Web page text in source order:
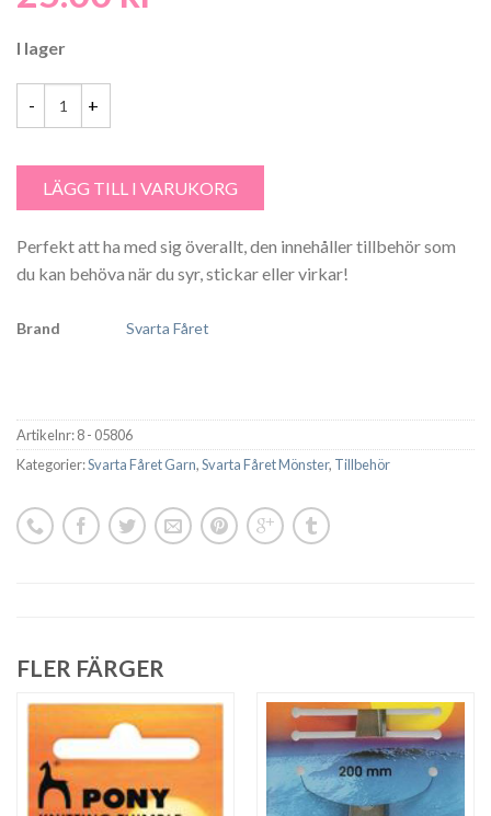
I lager
LÄGG TILL I VARUKORG
Perfekt att ha med sig överallt, den innehåller tillbehör som
du kan behöva när du syr, stickar eller virkar!
Brand Svarta Fåret
Artikelnr:8 - 05806
Kategorier:Svarta Fåret Garn,Svarta Fåret Mönster, Tillbehör
FLER FÄRGER